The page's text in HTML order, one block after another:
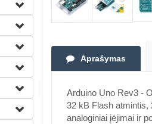
Aprašymas
Arduino Uno Rev3 -
32 kB Flash atmintis,
analoginiai įėjimai ir